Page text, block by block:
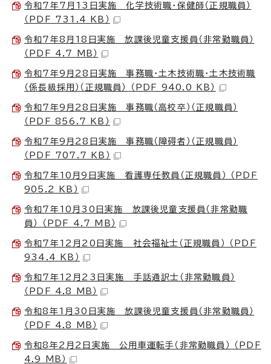
令和7年7月13日実施 化学技術職・保健師（正規職員）
（PDF 731.4 KB）
令和7年8月18日実施 放課後児童支援員（非常勤職員）
（PDF 4.7 MB）
令和7年9月28日実施 事務職・土木技術職・土木技術職
（係長級採用）（正規職員） （PDF 940.0 KB）
令和7年9月28日実施 事務職（高校卒）（正規職員）
（PDF 856.7 KB）
令和7年9月28日実施 事務職（障碍者）（正規職員）
（PDF 707.7 KB）
令和7年10月9日実施 看護専任教員（正規職員） （PDF
905.2 KB）
令和7年10月30日実施 放課後児童支援員（非常勤職
員） （PDF 4.7 MB）
令和7年12月20日実施 社会福祉士（正規職員） （PDF
934.4 KB）
令和7年12月23日実施 手話通訳士（非常勤職員）
（PDF 4.8 MB）
令和8年1月30日実施 放課後児童支援員（非常勤職員）
（PDF 4.8 MB）
令和8年2月2日実施 公用車運転手（非常勤職員） （PDF
4.9 MB）